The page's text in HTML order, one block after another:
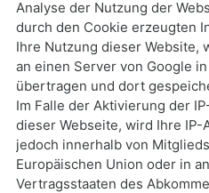
Analyse der Nutzung der
durch den Cookie erzeugten
Ihre Nutzung dieser Website,
an einen Server von Google
übertragen und dort
Im Falle der Aktivierung der
dieser Webseite, wird Ihre IP-
jedoch innerhalb von
Europäischen Union oder in
Vertragsstaaten des